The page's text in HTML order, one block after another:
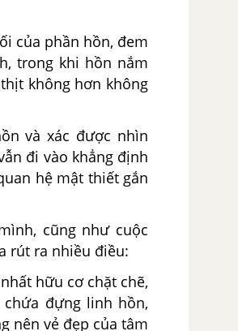
của phần hồn, đem
trong khi hồn nắm
không hơn không
và xác được nhìn
đi vào khẳng định
hệ mật thiết gắn
cũng như cuộc
rút ra nhiều điều:
hữu cơ chặt chẽ,
đựng linh hồn,
nên vẻ đẹp của tâm